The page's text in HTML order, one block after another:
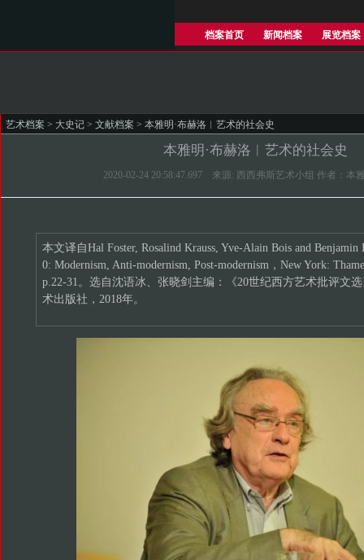
档案首页 新闻档案 展览档案
艺术档案 > 大史记 > 文献档案 > 本雅明·布赫洛︱艺术的社会史
本雅明·布赫洛︱艺术的社会史
2020-02-24 20:58:47.697 来源: 西西弗斯艺术小组 作者：本
本文译自Hal Foster, Rosalind Krauss, Yve-Alain Bois and Benjamin
0: Modernism, Anti-modernism, Post-modernism，New York:
p.22-31。选自沈语冰、张晓剑主编：《20世纪西方艺术批评文
术出版社，2018年。